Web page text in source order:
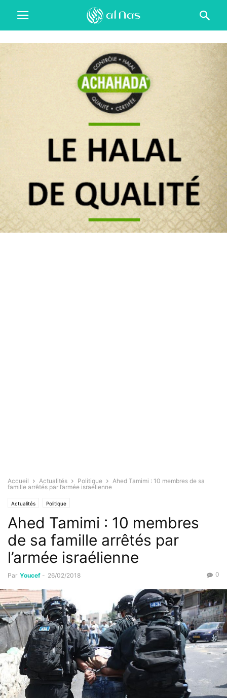
Accueil Actualités Politique
Ahed Tamimi : 10 membres de sa
famille arrêtés par l’armée israélienne
Actualités Politique
Ahed Tamimi : 10 membres
de sa famille arrêtés par
l’armée israélienne
Par Youcef - 26/02/2018 0